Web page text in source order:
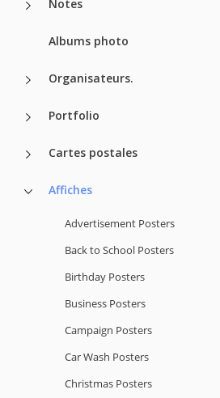
Notes
Albums photo
Organisateurs.
Portfolio
Cartes postales
Affiches
Advertisement Posters
Back to School Posters
Birthday Posters
Business Posters
Campaign Posters
Car Wash Posters
Christmas Posters